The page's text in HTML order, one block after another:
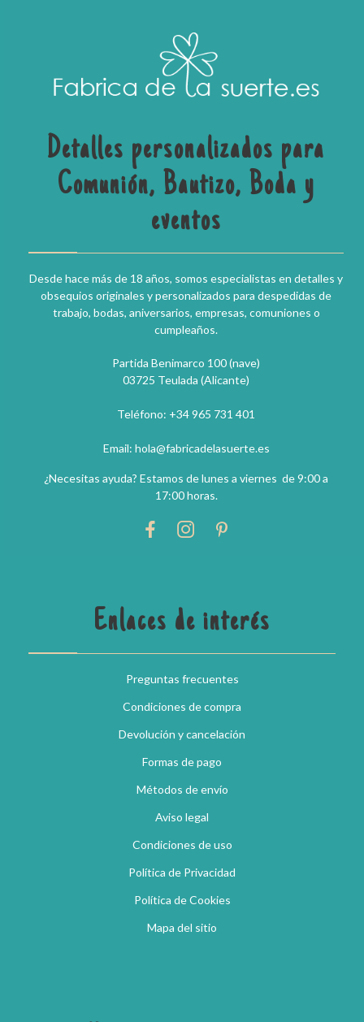
Detalles personalizados para
Comunión, Bautizo, Boda y
eventos
Desde hace más de 18 años, somos especialistas en detalles y
obsequios originales y personalizados para despedidas de
trabajo, bodas, aniversarios, empresas, comuniones o
cumpleaños.
Partida Benimarco 100 (nave)
03725 Teulada (Alicante)
Teléfono: +34 965 731 401
Email: hola@fabricadelasuerte.es
¿Necesitas ayuda? Estamos de lunes a viernes de 9:00 a
17:00 horas.
Enlaces de interés
Preguntas frecuentes
Condiciones de compra
Devolución y cancelación
Formas de pago
Métodos de envío
Aviso legal
Condiciones de uso
Política de Privacidad
Política de Cookies
Mapa del sitio